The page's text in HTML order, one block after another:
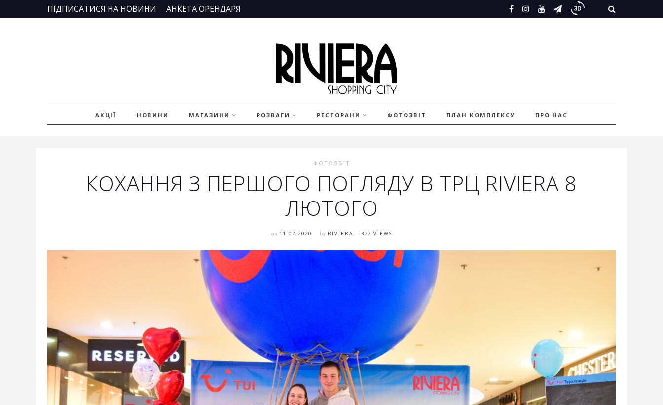
to
ПIДПИСАТИСЯ НА НОВИНИ АНКЕТА ОРЕНДАРЯ
АКЦІЇ НОВИНИ МАГАЗИНИ РОЗВАГИ РЕСТОРАНИ ФОТОЗВІТ ПЛАН КОМПЛЕКСУ ПРО НАС
ФОТОЗВІТ
КОХАННЯ З ПЕРШОГО ПОГЛЯДУ В ТРЦ RIVIERA 8
ЛЮТОГО
on 11.02.2020 by RIVIERA 377 VIEWS